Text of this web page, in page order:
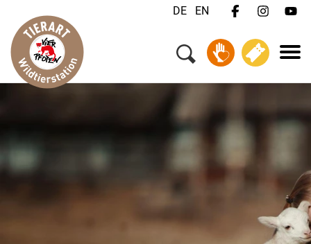
DE EN
Menü
Ihr Besuch
Tiere & Tierschutz
FAQ
Kontakt
Wildtiernotfall?